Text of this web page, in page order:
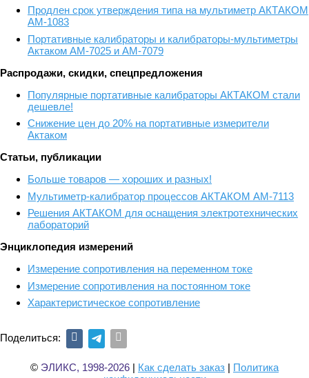
Продлен срок утверждения типа на мультиметр АКТАКОМ
АМ-1083
Портативные калибраторы и калибраторы-мультиметры
Актаком АМ-7025 и АМ-7079
Распродажи, скидки, спецпредложения
Популярные портативные калибраторы АКТАКОМ стали
дешевле!
Снижение цен до 20% на портативные измерители
Актаком
Статьи, публикации
Больше товаров — хороших и разных!
Мультиметр-калибратор процессов АКТАКОМ АМ-7113
Решения АКТАКОМ для оснащения электротехнических
лабораторий
Энциклопедия измерений
Измерение сопротивления на переменном токе
Измерение сопротивления на постоянном токе
Характеристическое сопротивление
Поделиться:
© ЭЛИКС, 1998-2026 | Как сделать заказ | Политика